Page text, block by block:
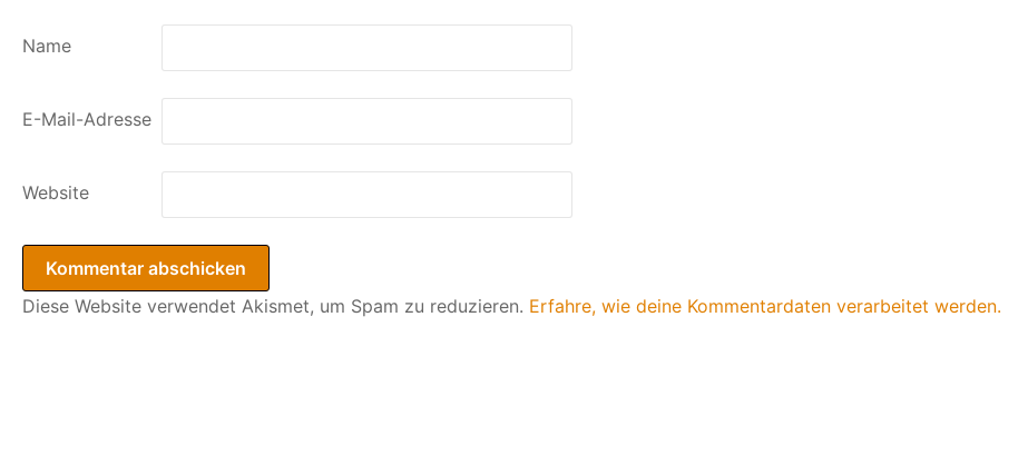
Name
E-Mail-Adresse
Website
Diese Website verwendet Akismet, um Spam zu reduzieren. Erfahre, wie deine Kommentardaten verarbeitet werden.